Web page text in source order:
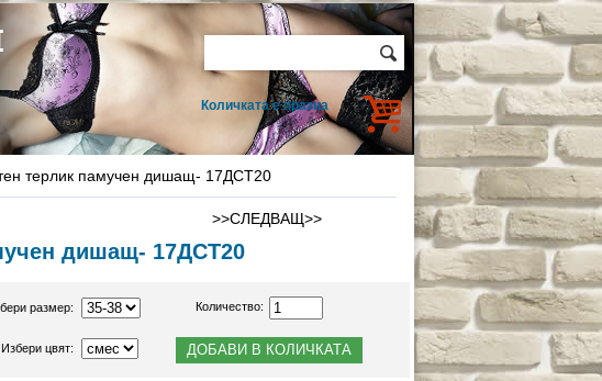
Количката е празна
терлик памучен дишащ- 17ДСТ20
>>СЛЕДВАЩ>>
дишащ- 17ДСТ20
размер: Количество:
Избери цвят: